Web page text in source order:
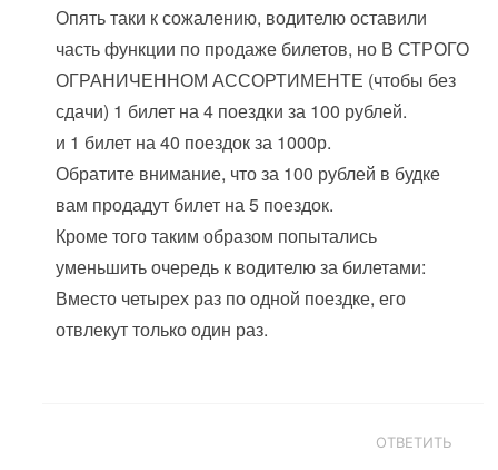
Опять таки к сожалению, водителю оставили
часть функции по продаже билетов, но В СТРОГО
ОГРАНИЧЕННОМ АССОРТИМЕНТЕ (чтобы без
сдачи) 1 билет на 4 поездки за 100 рублей.
и 1 билет на 40 поездок за 1000р.
Обратите внимание, что за 100 рублей в будке
вам продадут билет на 5 поездок.
Кроме того таким образом попытались
уменьшить очередь к водителю за билетами:
Вместо четырех раз по одной поездке, его
отвлекут только один раз.
ОТВЕТИТЬ